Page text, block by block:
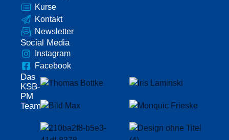
Kurse
Kontakt
Newsletter
Social Media
Instagram
Facebook
Das
KSB-
PM
Team